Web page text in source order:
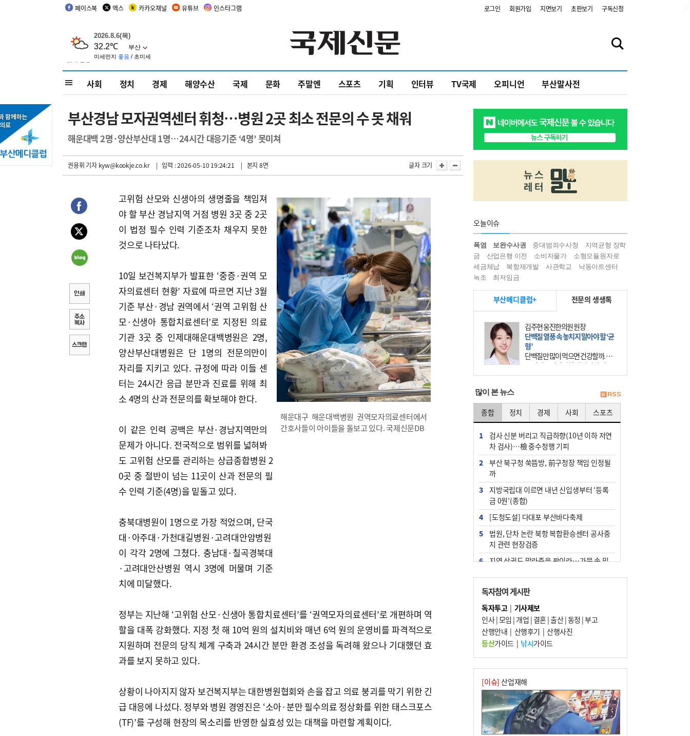
페이스북 엑스 카카오채널 유튜브 인스타그램 로그인 회원가입 지면보기 초판보기 구독신청
사회 정치 경제 해양수산 국제 문화 주말엔 스포츠 기획 인터뷰 TV국제 오피니언 부산말사전
부산경남 모자권역센터 휘청…병원 2곳 최소 전문의 수 못 채워
해운대백 2명·양산부산대 1명…24시간 대응기준 ‘4명’ 못미쳐
권용휘 기자kyw@kookje.co.kr | 입력 : 2026-05-10 19:24:21 | 본지 8면 글자 크기
해운대구 해운대백병원 권역모자의료센터에서
간호사들이 아이들을 돌보고 있다. 국제신문DB
고위험 산모와 신생아의 생명줄을 책임져
야 할 부산 경남지역 거점 병원 3곳 중 2곳
이 법정 필수 인력 기준조차 채우지 못한
것으로 나타났다.
10일 보건복지부가 발표한 ‘중증·권역 모
자의료센터 현황’ 자료에 따르면 지난 3월
기준 부산·경남 권역에서 ‘권역 고위험 산
모·신생아 통합치료센터’로 지정된 의료
기관 3곳 중 인제대해운대백병원은 2명,
양산부산대병원은 단 1명의 전문의만이
자리를 지키고 있다. 규정에 따라 이들 센
터는 24시간 응급 분만과 진료를 위해 최
소 4명의 산과 전문의를 확보해야 한다.
이 같은 인력 공백은 부산·경남지역만의
문제가 아니다. 전국적으로 범위를 넓혀봐
도 고위험 산모를 관리하는 상급종합병원 2
0곳 중 절반이 넘는 11곳이 산과 전문의 필
수 인력 기준(4명)을 밑돌고 있다.
충북대병원이 1명으로 가장 적었으며, 단국
대·아주대·가천대길병원·고려대안암병원
이 각각 2명에 그쳤다. 충남대·칠곡경북대
·고려대안산병원 역시 3명에 머물며 기준
치에 미달했다.
정부는 지난해 ‘고위험 산모·신생아 통합치료센터’를 ‘권역모자의료센터’로 개편하며 역
할을 대폭 강화했다. 지정 첫 해 10억 원의 설치비와 매년 6억 원의 운영비를 파격적으로
지원하며 전문의 당직 체계 구축과 24시간 분만 환경 조성을 독려해 왔으나 기대했던 효
과를 보지 못하고 있다.
상황이 나아지지 않자 보건복지부는 대한병원협회와 손을 잡고 의료 붕괴를 막기 위한 긴
급 대응에 나섰다. 정부와 병원 경영진은 ‘소아·분만 필수의료 정상화를 위한 태스크포스
(TF)’를 구성해 현장의 목소리를 반영한 실효성 있는 대책을 마련할 계획이다.
오늘이슈
폭염 보완수사권 중대범죄수사청
지역균형 장학
금
산업은행 이전 소비자물가
소형모듈원자로
세금체납
북항재개발 사관학교
낙동아트센터
녹조
최저임금
부산메디클럽+ 전문의 생생톡
김주현 웅진한의원 원장
단백질 열풍 속 놓치지 말아야 할 ‘균
형’
단백질만 많이 먹으면 건강할까. 요
즘 건강을 이야기할 때 빠지지 않는
키워드가 단백질이다. 헬스장을 다니
많이 본 뉴스
종합 정치 경제 사회 스포츠
1
검사 신분 버리고 직급하향(10년 이하 저연
차 검사)…檢 중수청행 기피
2
부산 북구청 쑥뜸방, 前구청장 책임 인정될
까
3
지방국립대 이르면 내년 신입생부터 ‘등록
금 0원’(종합)
4
[도청도설] 다대포 부산바다축제
5
법원, 단차 논란 북항 복합환승센터 공사중
지 관련 현장검증
6
지역 상권도 말라죽을 판이라…가뭄 속 밀
7
통영시민 추석 전 35만 원 받는다
8
부산 철강공장 50대 노동자 추락사
9
국힘 부산시당, ‘정이한 조력’ 시의원 윤리
위에…‘한동훈 지지’도 신고접수
10 해양수산부 신청사 북항재개발 부지에 짓
는다
독자참여 게시판
독자투고| 기사제보
인사|모임 | 개업 | 결혼|출산|동정 |부고
산행안내 | 산행후기 | 산행사진
등산가이드| 낚시가이드
[이슈] 산업재해